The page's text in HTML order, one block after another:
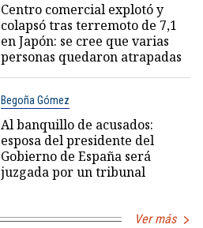
Centro comercial explotó y
colapsó tras terremoto de 7,1
en Japón: se cree que varias
personas quedaron atrapadas
Begoña Gómez
Al banquillo de acusados:
esposa del presidente del
Gobierno de España será
juzgada por un tribunal
Ver más